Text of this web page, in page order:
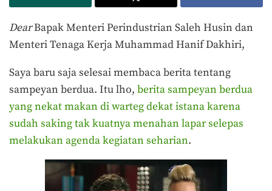
DearBapak Menteri Perindustrian Saleh Husin dan
Menteri Tenaga Kerja Muhammad Hanif Dakhiri,
Saya baru saja selesai membaca berita tentang
sampeyan berdua. Itu lho, berita sampeyan berdua
yang nekat makan di warteg dekat istana karena
sudah saking tak kuatnya menahan lapar selepas
melakukan agenda kegiatan seharian.